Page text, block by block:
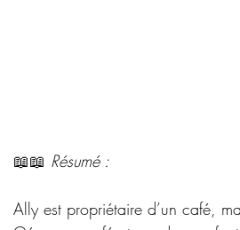
📖📖 Résumé :
Ally est propriétaire d’un café,